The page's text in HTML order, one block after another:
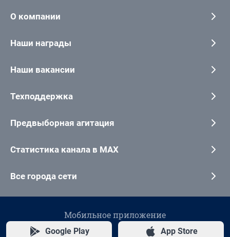
О компании
Наши награды
Наши вакансии
Техподдержка
Предвыборная агитация
Статистика канала в MAX
Все города сети
Мобильное приложение
Google Play App Store